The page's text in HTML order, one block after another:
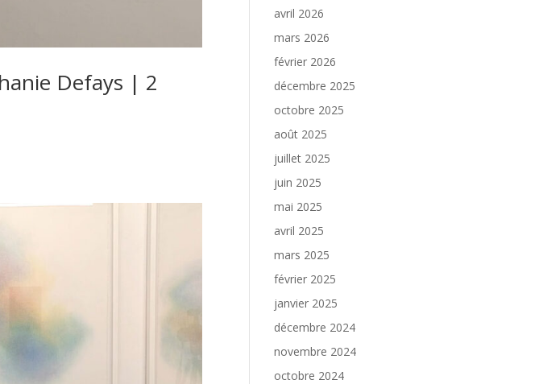
Defays | 2
avril 2026
mars 2026
février 2026
décembre 2025
octobre 2025
août 2025
juillet 2025
juin 2025
mai 2025
avril 2025
mars 2025
février 2025
janvier 2025
décembre 2024
novembre 2024
octobre 2024